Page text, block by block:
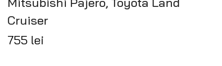
Cruiser
755 lei